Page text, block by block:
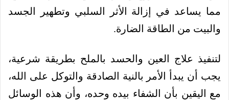
مما يساعد في إزالة الأثر السلبي وتطهير الجسد
والبيت من الطاقة الضارة.
لتنفيذ علاج العين والحسد بالملح بطريقة شرعية،
يجب أن يبدأ الأمر بالنية الصادقة والتوكل على الله،
مع اليقين بأن الشفاء بيده وحده، وأن هذه الوسائل